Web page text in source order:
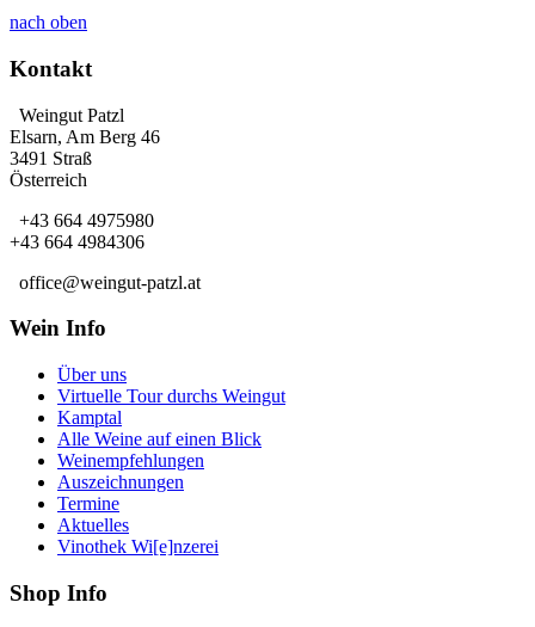
nach oben
Kontakt
Weingut Patzl
Elsarn, Am Berg 46
3491 Straß
Österreich
+43 664 4975980
+43 664 4984306
office@weingut-patzl.at
Wein Info
Über uns
Virtuelle Tour durchs Weingut
Kamptal
Alle Weine auf einen Blick
Weinempfehlungen
Auszeichnungen
Termine
Aktuelles
Vinothek Wi[e]nzerei
Shop Info